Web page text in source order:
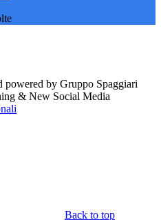
powered by Gruppo Spaggiari
& New Social Media
Back to top